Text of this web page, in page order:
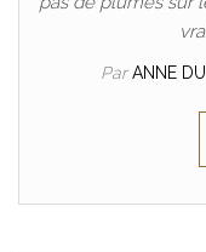
ParANNE